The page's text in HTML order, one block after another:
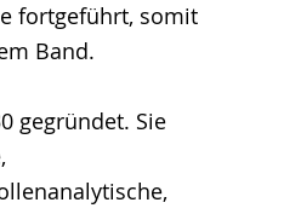
fortgeführt, somit
Band.
gegründet. Sie